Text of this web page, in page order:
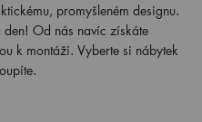
promyšleném designu.
den! Od nás navíc získáte
k montáži. Vyberte si nábytek